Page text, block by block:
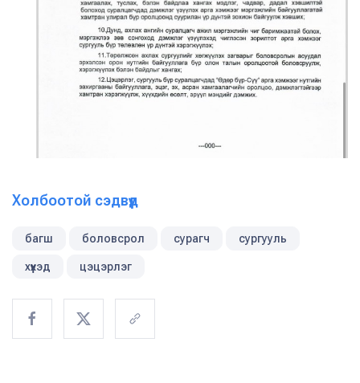
Холбоотой сэдвүүд
багш боловсрол сурагч сургууль
хүүхэд цэцэрлэг